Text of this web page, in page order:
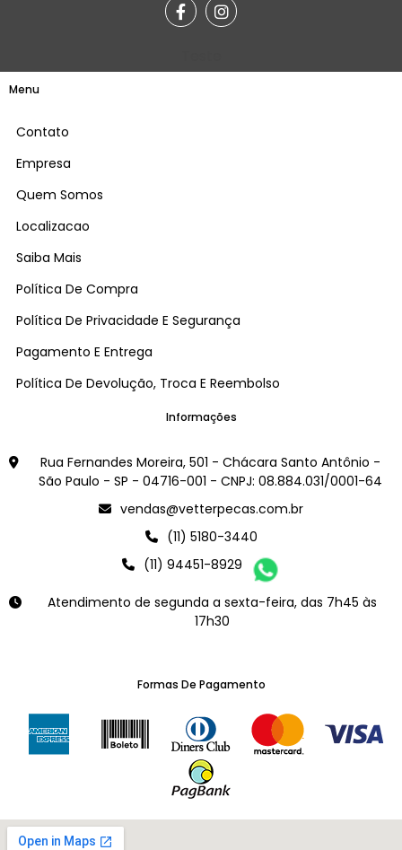
Menu
Contato
Empresa
Quem Somos
Localizacao
Saiba Mais
Política De Compra
Política De Privacidade E Segurança
Pagamento E Entrega
Política De Devolução, Troca E Reembolso
Informações
Rua Fernandes Moreira, 501 - Chácara Santo Antônio -
São Paulo - SP - 04716-001 - CNPJ: 08.884.031/0001-64
vendas@vetterpecas.com.br
(11) 5180-3440
(11) 94451-8929
Atendimento de segunda a sexta-feira, das 7h45 às
17h30
Formas De Pagamento